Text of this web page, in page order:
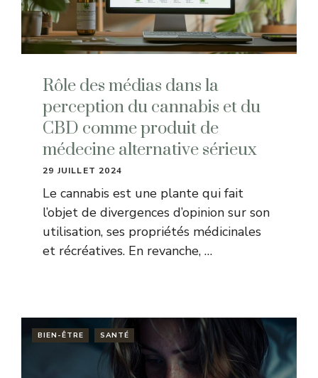
Rôle des médias dans la
perception du cannabis et du
CBD comme produit de
médecine alternative sérieux
29 JUILLET 2024
Le cannabis est une plante qui fait
l’objet de divergences d’opinion sur son
utilisation, ses propriétés médicinales
et récréatives. En revanche, …
BIEN-ÊTRE SANTÉ